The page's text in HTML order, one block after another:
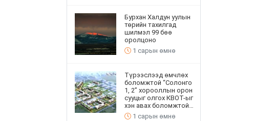
Бурхан Халдун уулын
төрийн тахилгад
шилмэл 99 бөө
оролцоно
1 сарын өмнө
Түрээслээд өмчлөх
боломжтой “Солонго
1, 2” хорооллын орон
сууцыг олгох КВОТ-ыг
хэн авах боломжтой
вэ 1 сарын өмнө